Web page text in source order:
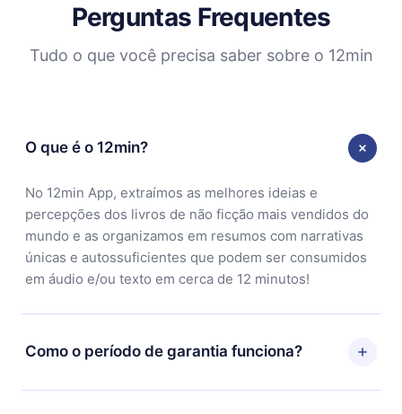
Perguntas Frequentes
Tudo o que você precisa saber sobre o 12min
O que é o 12min?
No 12min App, extraímos as melhores ideias e
percepções dos livros de não ficção mais vendidos do
mundo e as organizamos em resumos com narrativas
únicas e autossuficientes que podem ser consumidos
em áudio e/ou texto em cerca de 12 minutos!
Como o período de garantia funciona?
Você pode baixar nosso aplicativo e começar a